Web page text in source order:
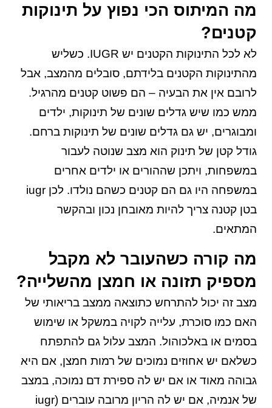
מה המיתוס הכי נפוץ על תינוקות
קטנים?
לא לכל התינוקות הקטנים יש IUGR. כשליש
מהתינוקות הקטנים בלידתם, סובלים מהמצב, אבל
לרובם אין את הבעיה – הם פשוט קטנים מהרגיל.
ממש כמו שיש גדלים שונים של תינוקות, ילדים
ומבוגרים, יש גם גדלים שונים של תינוקות ברחם.
גודל קטן של תינוק הוא מצב שנוטה לעבור
במשפחות, ויתכן שההורים או ילדים אחרים
במשפחה היו גם הם קטנים כשהם נולדו. לכן iugr
בטן קטנה צריך להיות מאובחן נכון ובהקשר
המתאים.
מה קורה כשהעובר לא מקבל
מספיק תזונה או חמצן מהשלייה?
מצב זה יכול להתרחש כתוצאה ממצב בריאותי של
האם כמו סוכרת, עלייה לקויה במשקל או שימוש
בסמים או באלכוהול. המצב עלול גם להתפתח
כשלאם יש אחוזים נמוכים של רמות חמצן, אם היא
גבוהה מאוד או אם יש לה ספירת דם נמוכה, במצב
של אנמיה, אם יש לה הריון מרובה עוברים (iugr